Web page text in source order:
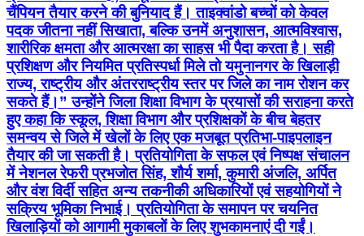
चैंपियन तैयार करने की बुनियाद हैं। ताइक्वांडो बच्चों को केवल
पदक जीतना नहीं सिखाता, बल्कि उनमें अनुशासन, आत्मविश्वास,
शारीरिक क्षमता और आत्मरक्षा का साहस भी पैदा करता है। सही
प्रशिक्षण और नियमित प्रतिस्पर्धा मिले तो यमुनानगर के खिलाड़ी
राज्य, राष्ट्रीय और अंतरराष्ट्रीय स्तर पर जिले का नाम रोशन कर
सकते हैं।” उन्होंने जिला शिक्षा विभाग के प्रयासों की सराहना करते
हुए कहा कि स्कूल, शिक्षा विभाग और प्रशिक्षकों के बीच बेहतर
समन्वय से जिले में खेलों के लिए एक मजबूत प्रतिभा-पाइपलाइन
तैयार की जा सकती है। प्रतियोगिता के सफल एवं निष्पक्ष संचालन
में नेशनल रेफरी प्रभजोत सिंह, शौर्य शर्मा, कुमारी अंजलि, अर्पित
और वंश विर्दी सहित अन्य तकनीकी अधिकारियों एवं सहयोगियों ने
सक्रिय भूमिका निभाई। प्रतियोगिता के समापन पर चयनित
खिलाड़ियों को आगामी मुकाबलों के लिए शुभकामनाएं दी गईं।